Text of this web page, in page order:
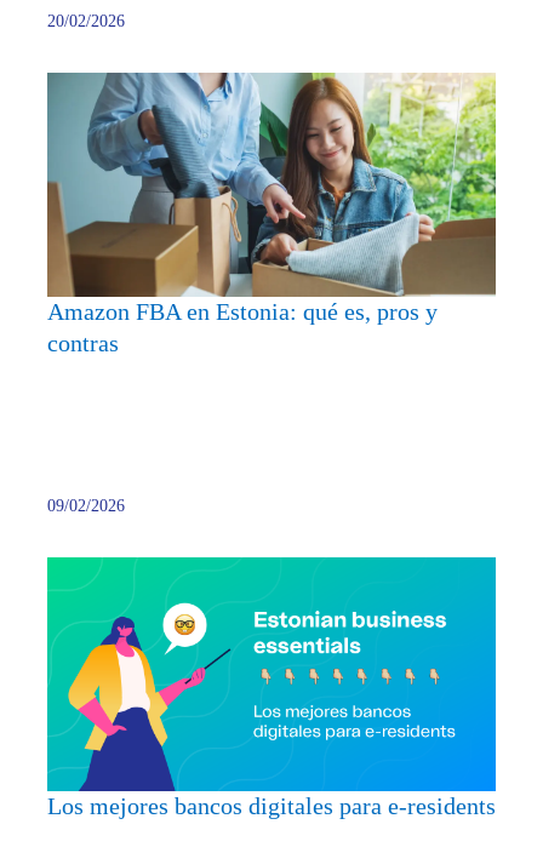
20/02/2026
FBA
en
qué
y
Amazon FBA en Estonia: qué es, pros y
contras
09/02/2026
Los mejores bancos digitales para e-residents